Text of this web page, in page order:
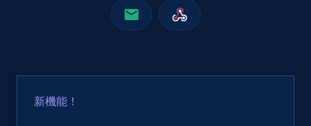
新機能！